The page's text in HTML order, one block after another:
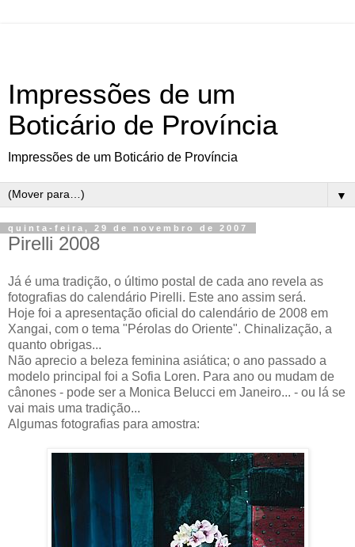
Impressões de um
Boticário de Província
Impressões de um Boticário de Província
▼
quinta-feira, 29 de novembro de 2007
Pirelli 2008
Já é uma tradição, o último postal de cada ano revela as
fotografias do calendário Pirelli. Este ano assim será.
Hoje foi a apresentação oficial do calendário de 2008 em
Xangai, com o tema "Pérolas do Oriente". Chinalização, a
quanto obrigas...
Não aprecio a beleza feminina asiática; o ano passado a
modelo principal foi a Sofia Loren. Para ano ou mudam de
cânones - pode ser a Monica Belucci em Janeiro... - ou lá se
vai mais uma tradição...
Algumas fotografias para amostra: